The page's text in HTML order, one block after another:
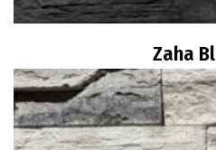
Zaha
Διαβάστε περισσότερα